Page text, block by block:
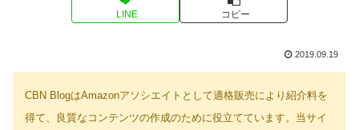
LINE コピー
2019.09.19
CBN BlogはAmazonアソシエイトとして適格販売により紹介料を
得て、良質なコンテンツの作成のために役立てています。当サイ